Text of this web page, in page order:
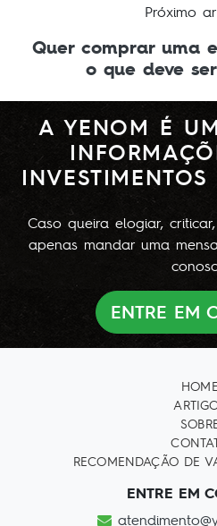
Próximo
Quer comprar uma
o que deve
A YENOM É
Caso queira elogiar,
apenas mandar uma
ENTRE EM
HOME
RECOMENDAÇÃO DE
ENTRE EM